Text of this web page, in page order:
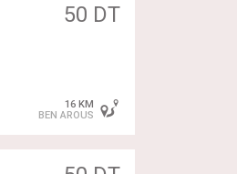
50 DT
16 KM
BEN AROUS